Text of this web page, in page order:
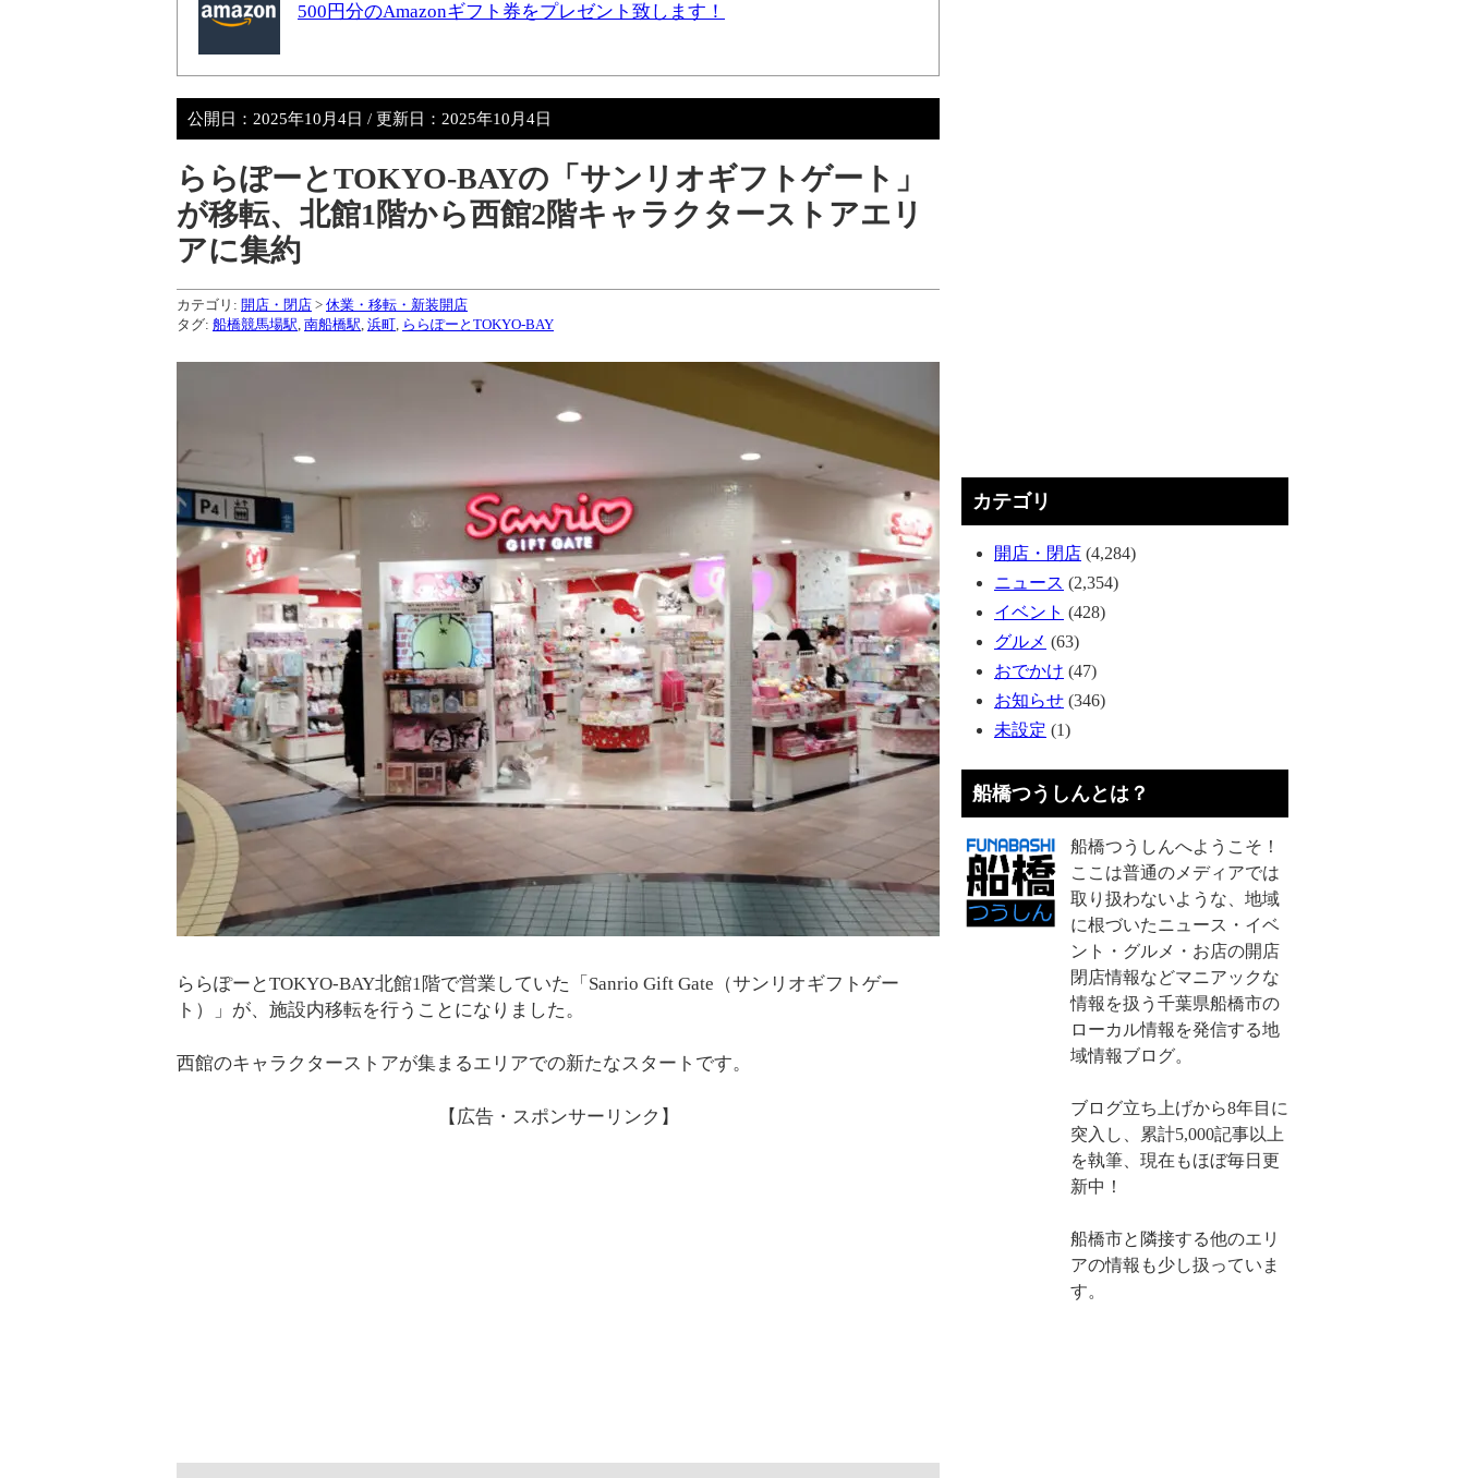
500円分のAmazonギフト券をプレゼント致します！
公開日： 2025年10月4日 / 更新日： 2025年10月4日
ららぽーとTOKYO-BAYの「サンリオギフトゲート」
が移転、北館1階から西館2階キャラクターストアエリ
アに集約
カテゴリ: 開店・閉店 > 休業・移転・新装開店
タグ: 船橋競馬場駅 南船橋駅 浜町 ららぽーとTOKYO-BAY
ららぽーとTOKYO-BAY北館1階で営業していた「Sanrio Gift Gate（サンリオギフトゲー
ト）」が、施設内移転を行うことになりました。
西館のキャラクターストアが集まるエリアでの新たなスタートです。
【広告・スポンサーリンク】
カテゴリ
開店・閉店 (4,284)
ニュース (2,354)
イベント (428)
グルメ (63)
おでかけ (47)
お知らせ (346)
未設定 (1)
船橋つうしんとは？
船橋つうしんへようこそ！
ここは普通のメディアでは
取り扱わないような、地域
に根づいたニュース・イベ
ント・グルメ・お店の開店
閉店情報などマニアックな
情報を扱う千葉県船橋市の
ローカル情報を発信する地
域情報ブログ。
ブログ立ち上げから8年目に
突入し、累計5,000記事以上
を執筆、現在もほぼ毎日更
新中！
船橋市と隣接する他のエリ
アの情報も少し扱っていま
す。